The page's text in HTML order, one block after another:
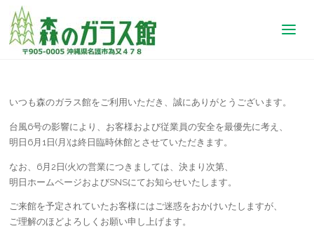
縄
琉球
ガラ
ス制
験
いつも森のガラス館をご利用いただき、誠にありがとうございます。
台風6号の影響により、お客様および従業員の安全を最優先に考え、
明日6月1日(月)は終日臨時休館とさせていただきます。
なお、6月2日(火)の営業につきましては、決まり次第、
明日ホームページおよびSNSにてお知らせいたします。
ご来館を予定されていたお客様にはご迷惑をおかけいたしますが、
ご理解のほどよろしくお願い申し上げます。